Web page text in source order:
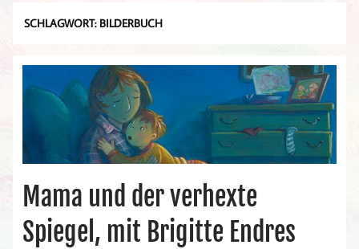
SCHLAGWORT: BILDERBUCH
Mama und der verhexte
Spiegel, mit Brigitte Endres